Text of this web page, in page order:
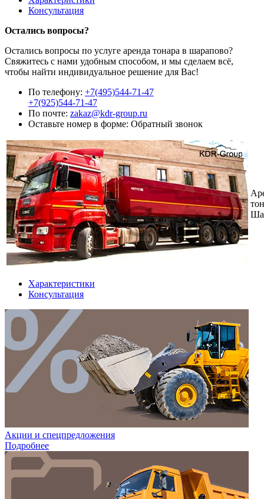
Консультация
Остались вопросы?
Остались вопросы по услуге аренда тонара в шарапово?
Свяжитесь с нами удобным способом, и мы сделаем всё,
чтобы найти индивидуальное решение для Вас!
По телефону: +7(495)544-71-47
+7(925)544-71-47
По почте: zakaz@kdr-group.ru
Оставьте номер в форме: Обратный звонок
Характеристики
Консультация
Акции и спецпредложения
Подробнее